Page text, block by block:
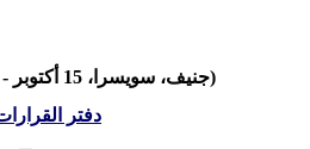
(جنيف، سويسرا، 15 أكتوبر - 19 أكتوبر 2007)
دفتر